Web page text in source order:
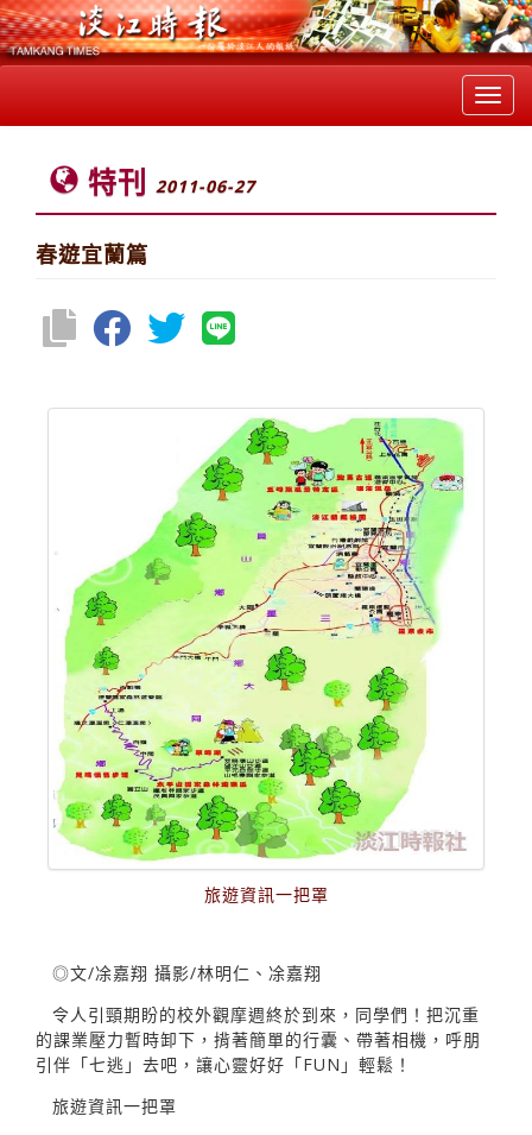
特刊 2011-06-27
春遊宜蘭篇
旅遊資訊一把罩
◎文/凃嘉翔 攝影/林明仁、凃嘉翔
令人引頸期盼的校外觀摩週終於到來，同學們！把沉重
的課業壓力暫時卸下，揹著簡單的行囊、帶著相機，呼朋
引伴「七逃」去吧，讓心靈好好「FUN」輕鬆！
旅遊資訊一把罩